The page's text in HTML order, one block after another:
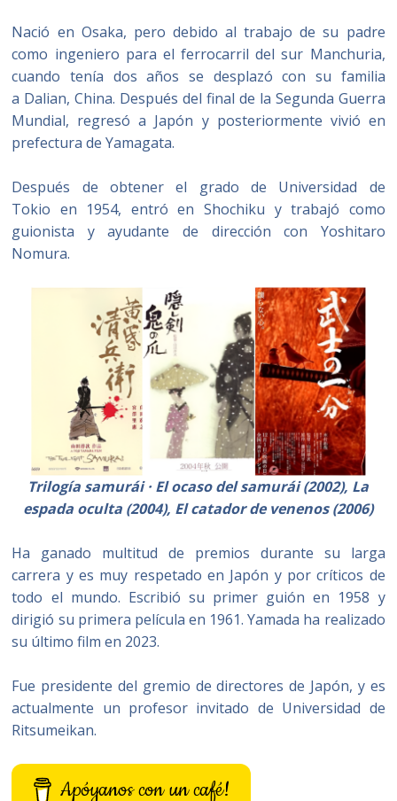
Nació en Osaka, pero debido al trabajo de su padre
como ingeniero para el ferrocarril del sur Manchuria,
cuando tenía dos años se desplazó con su familia
a Dalian, China. Después del final de la Segunda Guerra
Mundial, regresó a Japón y posteriormente vivió en
prefectura de Yamagata.
Después de obtener el grado de Universidad de
Tokio en 1954, entró en Shochiku y trabajó como
guionista y ayudante de dirección con Yoshitaro
Nomura.
Trilogía samurái · El ocaso del samurái (2002), La
espada oculta (2004), El catador de venenos (2006)
Ha ganado multitud de premios durante su larga
carrera y es muy respetado en Japón y por críticos de
todo el mundo. Escribió su primer guión en 1958 y
dirigió su primera película en 1961. Yamada ha realizado
su último film en 2023.
Fue presidente del gremio de directores de Japón, y es
actualmente un profesor invitado de Universidad de
Ritsumeikan.
Apóyanos con un café!